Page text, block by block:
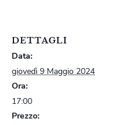
DETTAGLI
Data:
giovedì 9 Maggio 2024
Ora:
17:00
Prezzo: